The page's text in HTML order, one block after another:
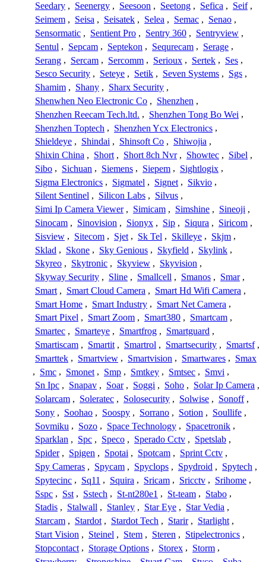
Seedary , Seenergy , Seesoon , Seetong , Sefica , Seif ,
Seimem , Seisa , Seisatek , Selea , Semac , Senao ,
Sensormatic , Sentient Pro , Sentry 360 , Sentryview ,
Sentul , Sepcam , Septekon , Sequrecam , Serage ,
Serang , Sercam , Sercomm , Serioux , Sertek , Ses ,
Sesco Security , Seteye , Setik , Seven Systems , Sgs ,
Shamim , Shany , Sharx Security ,
Shenwhen Neo Electronic Co , Shenzhen ,
Shenzhen Reecam Tech.ltd. , Shenzhen Tong Bo Wei ,
Shenzhen Toptech , Shenzhen Ycx Electronics ,
Shieldeye , Shindai , Shinsoft Co , Shiwojia ,
Shixin China , Short , Short 8ch Nvr , Showtec , Sibel ,
Sibo , Sichuan , Siemens , Siepem , Sightlogix ,
Sigma Electronics , Sigmatel , Signet , Sikvio ,
Silent Sentinel , Silicon Labs , Silvus ,
Simi Ip Camera Viewer , Simicam , Simshine , Sineoji ,
Sinocam , Sinovision , Sionyx , Sip , Siqura , Siricom ,
Sisview , Sitecom , Sjet , Sk Tel , Skilleye , Skjm ,
Sklad , Skone , Sky Genious , Skyfield , Skylink ,
Skyreo , Skytronic , Skyview , Skyvision ,
Skyway Security , Sline , Smallcell , Smanos , Smar ,
Smart , Smart Cloud Camera , Smart Hd Wifi Camera ,
Smart Home , Smart Industry , Smart Net Camera ,
Smart Pixel , Smart Zoom , Smart380 , Smartcam ,
Smartec , Smarteye , Smartfrog , Smartguard ,
Smartiscam , Smartit , Smartrol , Smartsecurity , Smartsf ,
Smarttek , Smartview , Smartvision , Smartwares , Smax
, Smc , Smonet , Smp , Smtkey , Smtsec , Smvi ,
Sn Ipc , Snapav , Soar , Soggi , Soho , Solar Ip Camera ,
Solarcam , Soleratec , Solosecurity , Solwise , Sonoff ,
Sony , Soohao , Soospy , Sorrano , Sotion , Soullife ,
Sovmiku , Sozo , Space Technology , Spacetronik ,
Sparklan , Spc , Speco , Sperado Cctv , Spetslab ,
Spider , Spigen , Spotai , Spotcam , Sprint Cctv ,
Spy Cameras , Spycam , Spyclops , Spydroid , Spytech ,
Spytecinc , Sq11 , Squira , Sricam , Sricctv , Srihome ,
Sspc , Sst , Sstech , St-nt280e1 , St-team , Stabo ,
Stadis , Stalwall , Stanley , Star Eye , Star Vedia ,
Starcam , Stardot , Stardot Tech , Starir , Starlight ,
Start Vision , Steinel , Stem , Steren , Stipelectronics ,
Stopcontact , Storage Options , Storex , Storm ,